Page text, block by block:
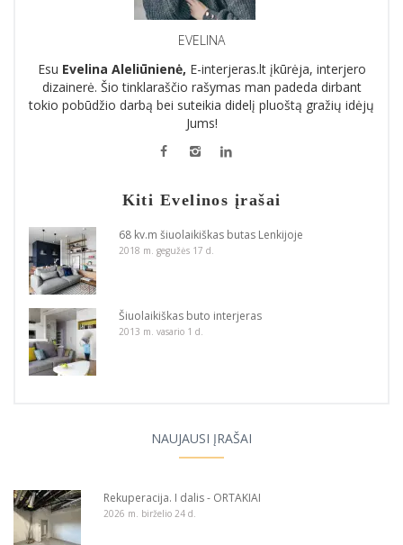
NAUJAUSI ĮRAŠAI
Rekuperacija. I dalis - ORTAKIAI
2026 m. birželio 24 d.
EVELINA
Esu Evelina Aleliūnienė, E-interjeras.lt įkūrėja, interjero
dizainerė. Šio tinklaraščio rašymas man padeda dirbant
tokio pobūdžio darbą bei suteikia didelį pluoštą gražių idėjų
Jums!
Kiti Evelinos įrašai
68 kv.m šiuolaikiškas butas Lenkijoje
2018 m. gegužės 17 d.
Šiuolaikiškas buto interjeras
2013 m. vasario 1 d.